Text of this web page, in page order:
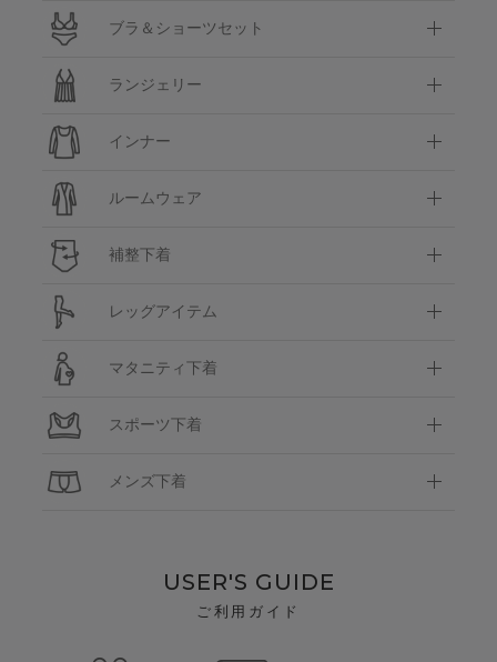
ブラ＆ショーツセット
ランジェリー
インナー
ルームウェア
補整下着
レッグアイテム
マタニティ下着
スポーツ下着
メンズ下着
USER'S GUIDE
ご利用ガイド